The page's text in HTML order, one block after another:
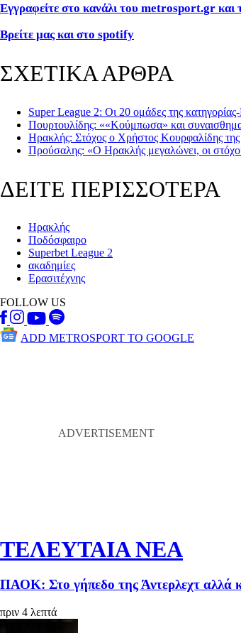
Εγγραφείτε στο κανάλι του metrosport.gr και
Βρείτε μας και στο spotify
ΣΧΕΤΙΚΑ ΑΡΘΡΑ
Super League 2: Οι 20 ομάδες της
Πουρτουλίδης: ««Κούμπωσα» και
Ηρακλής: Στόχος ο Χρήστος Κουρφαλίδης
Προύσαλης: «Ο Ηρακλής μεγαλώνει, οι στόχοι
ΔΕΙΤΕ ΠΕΡΙΣΣΟΤΕΡΑ
Ηρακλής
Ποδόσφαιρο
Superbet League 2
ακαδημίες
Ερασιτέχνης
FOLLOW US
ADD METROSPORT TO GOOGLE
ΤΕΛΕΥΤΑΙΑ ΝΕΑ
ΠΑΟΚ: Στο γήπεδο της Άντερλεχτ αλλά
πριν 4 λεπτά